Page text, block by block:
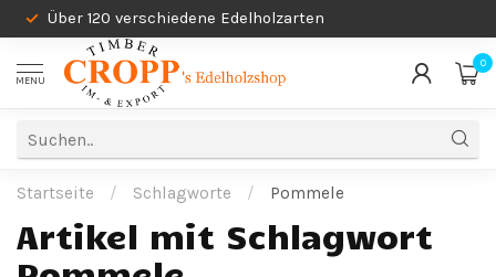
Über 120 verschiedene Edelholzarten
MENU
0
Startseite / Schlagworte / Pommele
Artikel mit Schlagwort